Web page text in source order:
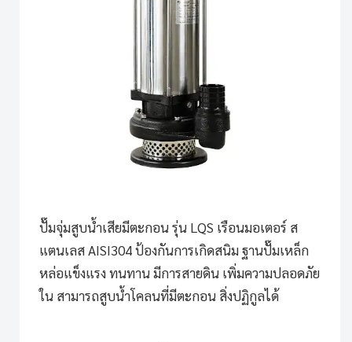
ปั๊มจุ่มสูบน้ำเสียมีตะกอน รุ่น LQS เรือนมอเตอร์ ส
แตนเลส AISI304 ป้องกันการเกิดสนิม ฐานปั๊มเหล็ก
หล่อแข็งแรง ทนทาน มีการสายดิน เพิ่มความปลอดภัย
ใน สามารถสูบน้ำโคลนที่มีตะกอน สิ่งปฏิกูลได้